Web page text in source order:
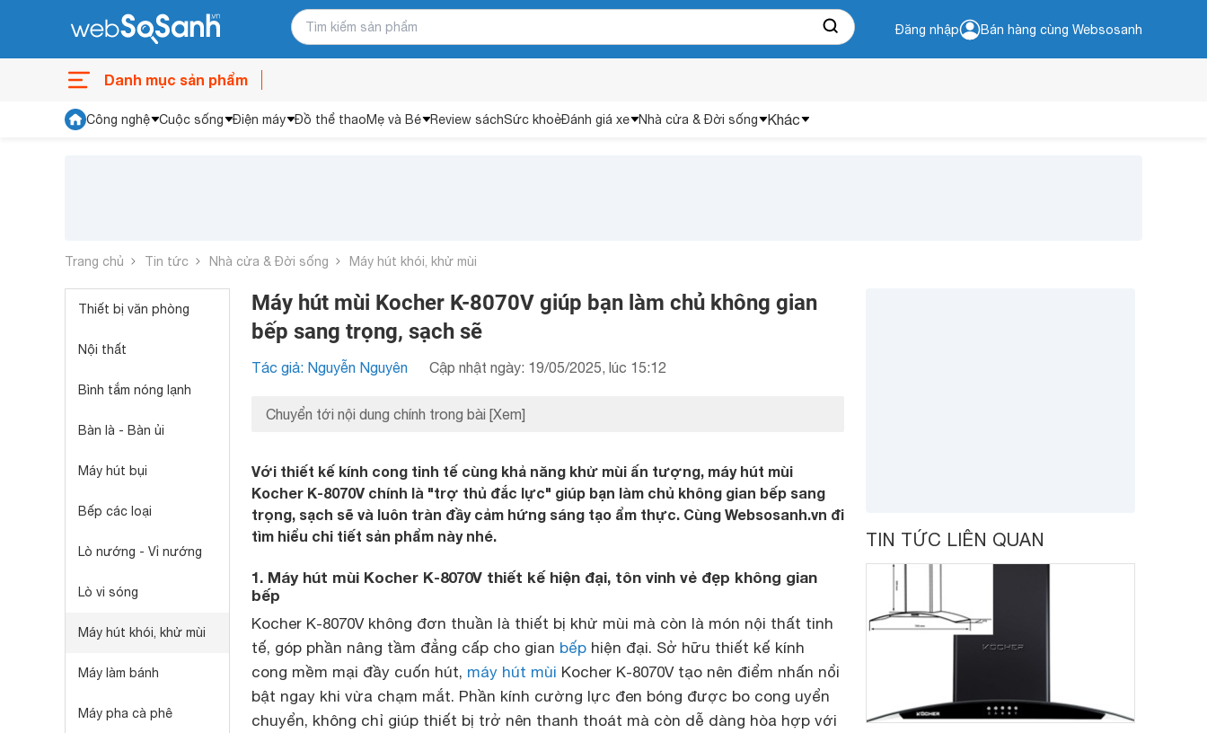
Đăng nhập Bán hàng cùng Websosanh
Danh mục sản phẩm
Công nghệ Cuộc sống Điện máy Đồ thể thaoMẹ và Bé Review sáchSức khoẻĐánh giá xe Nhà cửa & Đời sống Khác
Trang chủ Tin tức Nhà cửa & Đời sống Máy hút khói, khử mùi
Thiết bị văn phòng
Nội thất
Bình tắm nóng lạnh
Bàn là - Bàn ủi
Máy hút bụi
Bếp các loại
Lò nướng - Vỉ nướng
Lò vi sóng
Máy hút khói, khử mùi
Máy làm bánh
Máy pha cà phê
Máy hút mùi Kocher K-8070V giúp bạn làm chủ không gian
bếp sang trọng, sạch sẽ
Tác giả: Nguyễn Nguyên Cập nhật ngày: 19/05/2025, lúc 15:12
Chuyển tới nội dung chính trong bài [Xem]
Với thiết kế kính cong tinh tế cùng khả năng khử mùi ấn tượng, máy hút mùi
Kocher K-8070V chính là "trợ thủ đắc lực" giúp bạn làm chủ không gian bếp sang
trọng, sạch sẽ và luôn tràn đầy cảm hứng sáng tạo ẩm thực. Cùng Websosanh.vn đi
tìm hiểu chi tiết sản phẩm này nhé.
1. Máy hút mùi Kocher K-8070V thiết kế hiện đại, tôn vinh vẻ đẹp không gian
bếp
Kocher K-8070V không đơn thuần là thiết bị khử mùi mà còn là món nội thất tinh
tế, góp phần nâng tầm đẳng cấp cho gian bếp hiện đại. Sở hữu thiết kế kính
cong mềm mại đầy cuốn hút, máy hút mùi Kocher K-8070V tạo nên điểm nhấn nổi
bật ngay khi vừa chạm mắt. Phần kính cường lực đen bóng được bo cong uyển
chuyển, không chỉ giúp thiết bị trở nên thanh thoát mà còn dễ dàng hòa hợp với
TIN TỨC LIÊN QUAN